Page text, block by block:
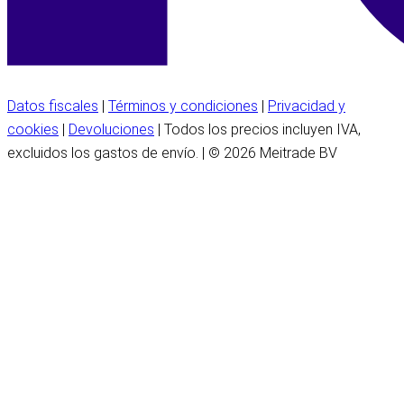
Datos fiscales Términos y condiciones
Privacidad y
cookies
Devoluciones | Todos los precios incluyen IVA,
excluidos los gastos de envío. | © 2026 Meitrade BV